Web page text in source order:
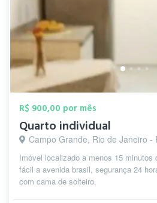
R$ 900,00 por mês
Quarto individual
Campo Grande, Rio de Janeiro -
Imóvel localizado a menos 15
fácil a avenida brasil, segurança 24
com cama de solteiro.